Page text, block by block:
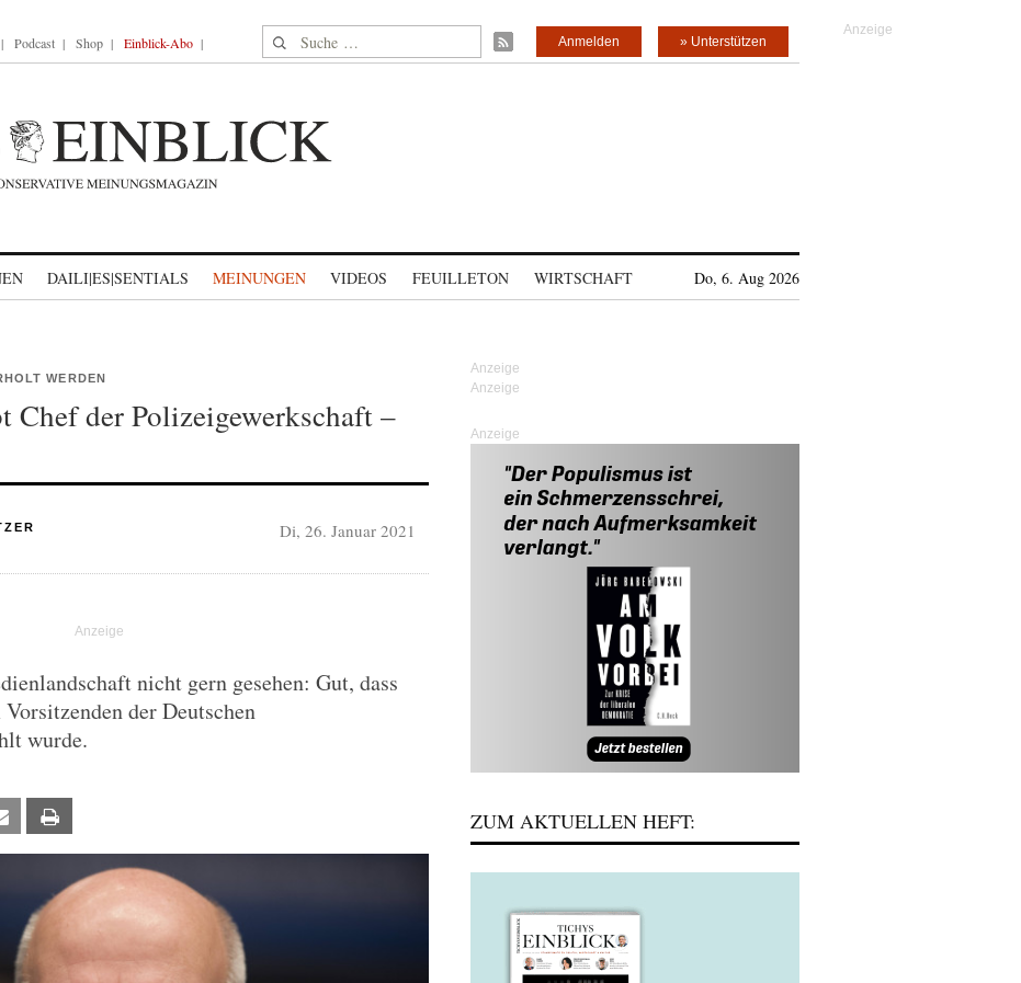
Podcast Shop Einblick-Abo Suche nach: » Unterstützen
Anmelden
DAILI|ES|SENTIALS MEINUNGEN VIDEOS FEUILLETON WIRTSCHAFT Do, 6. Aug 2026
WERDEN
Chef der Polizeigewerkschaft –
Di, 26. Januar 2021
nicht gern gesehen: Gut, dass
der Deutschen
wurde.
Email
Anzeige
ZUM AKTUELLEN HEFT: